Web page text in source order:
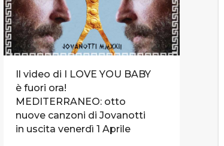
Il video di I LOVE YOU BABY
è fuori ora!
MEDITERRANEO: otto
nuove canzoni di Jovanotti
in uscita venerdì 1 Aprile